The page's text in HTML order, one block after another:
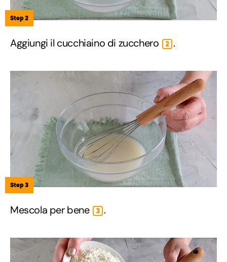
Step 2
Aggiungi il cucchiaino di zucchero 2 .
Step 3
Mescola per bene 3 .